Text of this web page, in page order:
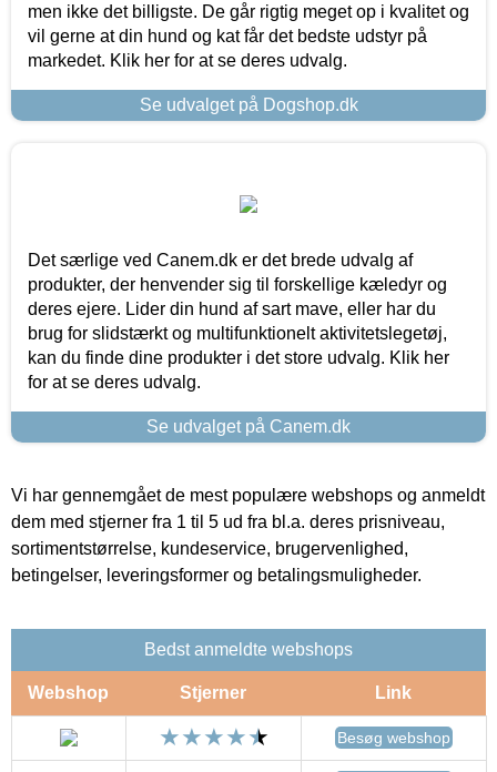
men ikke det billigste. De går rigtig meget op i kvalitet og
vil gerne at din hund og kat får det bedste udstyr på
markedet. Klik her for at se deres udvalg.
Se udvalget på Dogshop.dk
Det særlige ved Canem.dk er det brede udvalg af
produkter, der henvender sig til forskellige kæledyr og
deres ejere. Lider din hund af sart mave, eller har du
brug for slidstærkt og multifunktionelt aktivitetslegetøj,
kan du finde dine produkter i det store udvalg. Klik her
for at se deres udvalg.
Se udvalget på Canem.dk
Vi har gennemgået de mest populære webshops og anmeldt
dem med stjerner fra 1 til 5 ud fra bl.a. deres prisniveau,
sortimentstørrelse, kundeservice, brugervenlighed,
betingelser, leveringsformer og betalingsmuligheder.
Bedst anmeldte webshops
Webshop Stjerner Link
Besøg webshop